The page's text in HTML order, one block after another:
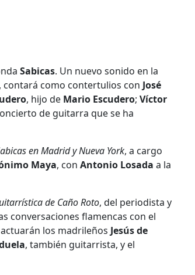
Sabicas. Un nuevo sonido en la
, contará como contertulios con José
, hijo de Mario Escudero; Víctor
de guitarra que se ha
en Madrid y Nueva York, a cargo
Maya, con Antonio Losada a la
de Caño Roto, del periodista y
conversaciones flamencas con el
los madrileños Jesús de
, también guitarrista, y el